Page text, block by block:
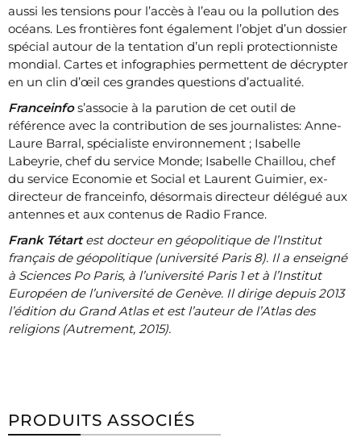
aussi les tensions pour l’accès à l’eau ou la pollution des
océans. Les frontières font également l’objet d’un dossier
spécial autour de la tentation d’un repli protectionniste
mondial. Cartes et infographies permettent de décrypter
en un clin d’œil ces grandes questions d’actualité.
Franceinfos’associe à la parution de cet outil de
référence avec la contribution de ses journalistes: Anne-
Laure Barral, spécialiste environnement ; Isabelle
Labeyrie, chef du service Monde; Isabelle Chaillou, chef
du service Economie et Social et Laurent Guimier, ex-
directeur de franceinfo, désormais directeur délégué aux
antennes et aux contenus de Radio France.
Frank Tétartest docteur en géopolitique de l’Institut
français de géopolitique (université Paris 8). Il a enseigné
à Sciences Po Paris, à l’université Paris 1 et à l’Institut
Européen de l’université de Genève. Il dirige depuis 2013
l’édition du Grand Atlas et est l’auteur de l’Atlas des
religions (Autrement, 2015).
PRODUITS ASSOCIÉS